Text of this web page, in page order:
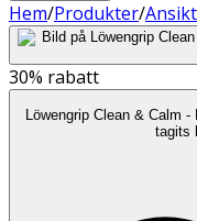
Hem/Produkter/
30% rabatt
Löwengrip Clean & Calm
tagits